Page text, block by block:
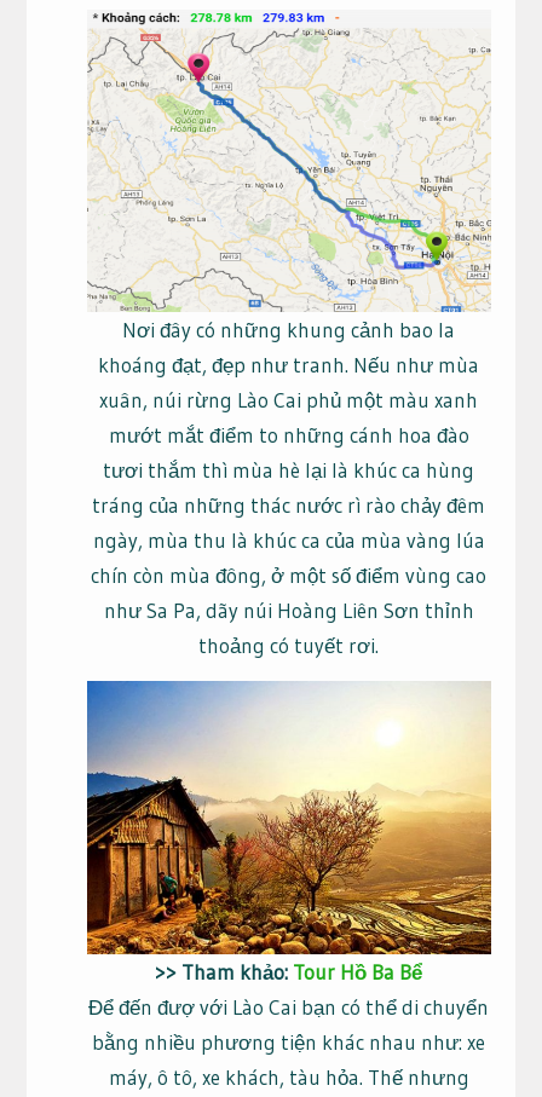
Nơi đây có những khung cảnh bao la
khoáng đạt, đẹp như tranh. Nếu như mùa
xuân, núi rừng Lào Cai phủ một màu xanh
mướt mắt điểm to những cánh hoa đào
tươi thắm thì mùa hè lại là khúc ca hùng
tráng của những thác nước rì rào chảy đêm
ngày, mùa thu là khúc ca của mùa vàng lúa
chín còn mùa đông, ở một số điểm vùng cao
như Sa Pa, dãy núi Hoàng Liên Sơn thỉnh
thoảng có tuyết rơi.
>> Tham khảo: Tour Hồ Ba Bể
Để đến đượ với Lào Cai bạn có thể di chuyển
bằng nhiều phương tiện khác nhau như: xe
máy, ô tô, xe khách, tàu hỏa. Thế nhưng